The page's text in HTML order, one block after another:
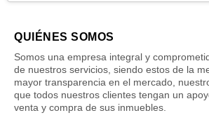
QUIÉNES SOMOS
Somos una empresa integral y
de nuestros servicios, siendo estos de la
mayor transparencia en el mercado,
que todos nuestros clientes tengan un
venta y compra de sus inmuebles.